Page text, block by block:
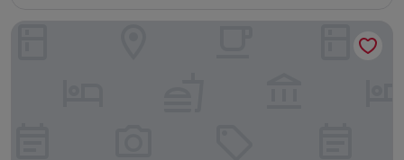
Snug Harbor Resort